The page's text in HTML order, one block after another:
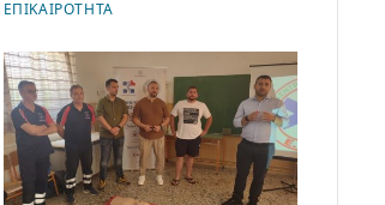
ΕΠΙΚΑΙΡΟΤΗΤΑ